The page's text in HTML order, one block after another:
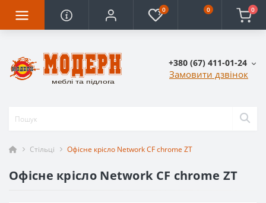
0 0 0
+380 (67) 411-01-24
Замовити дзвінок
Стільці Офісне крісло Network CF chrome ZT
Офісне крісло Network CF chrome ZT